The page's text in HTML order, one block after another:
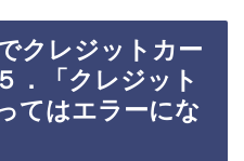
クレジットカー
．「クレジット
てはエラーにな